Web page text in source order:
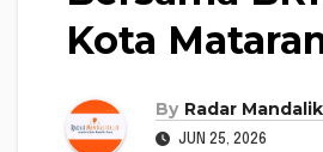
Kota
By Radar
JUN 25, 2026